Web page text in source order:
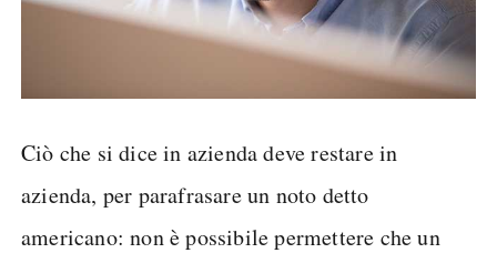
Ciò che si dice in azienda deve restare in
azienda, per parafrasare un noto detto
americano: non è possibile permettere che un